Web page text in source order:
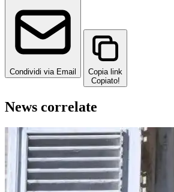
Condividi via Email
Copia link
Copiato!
News correlate